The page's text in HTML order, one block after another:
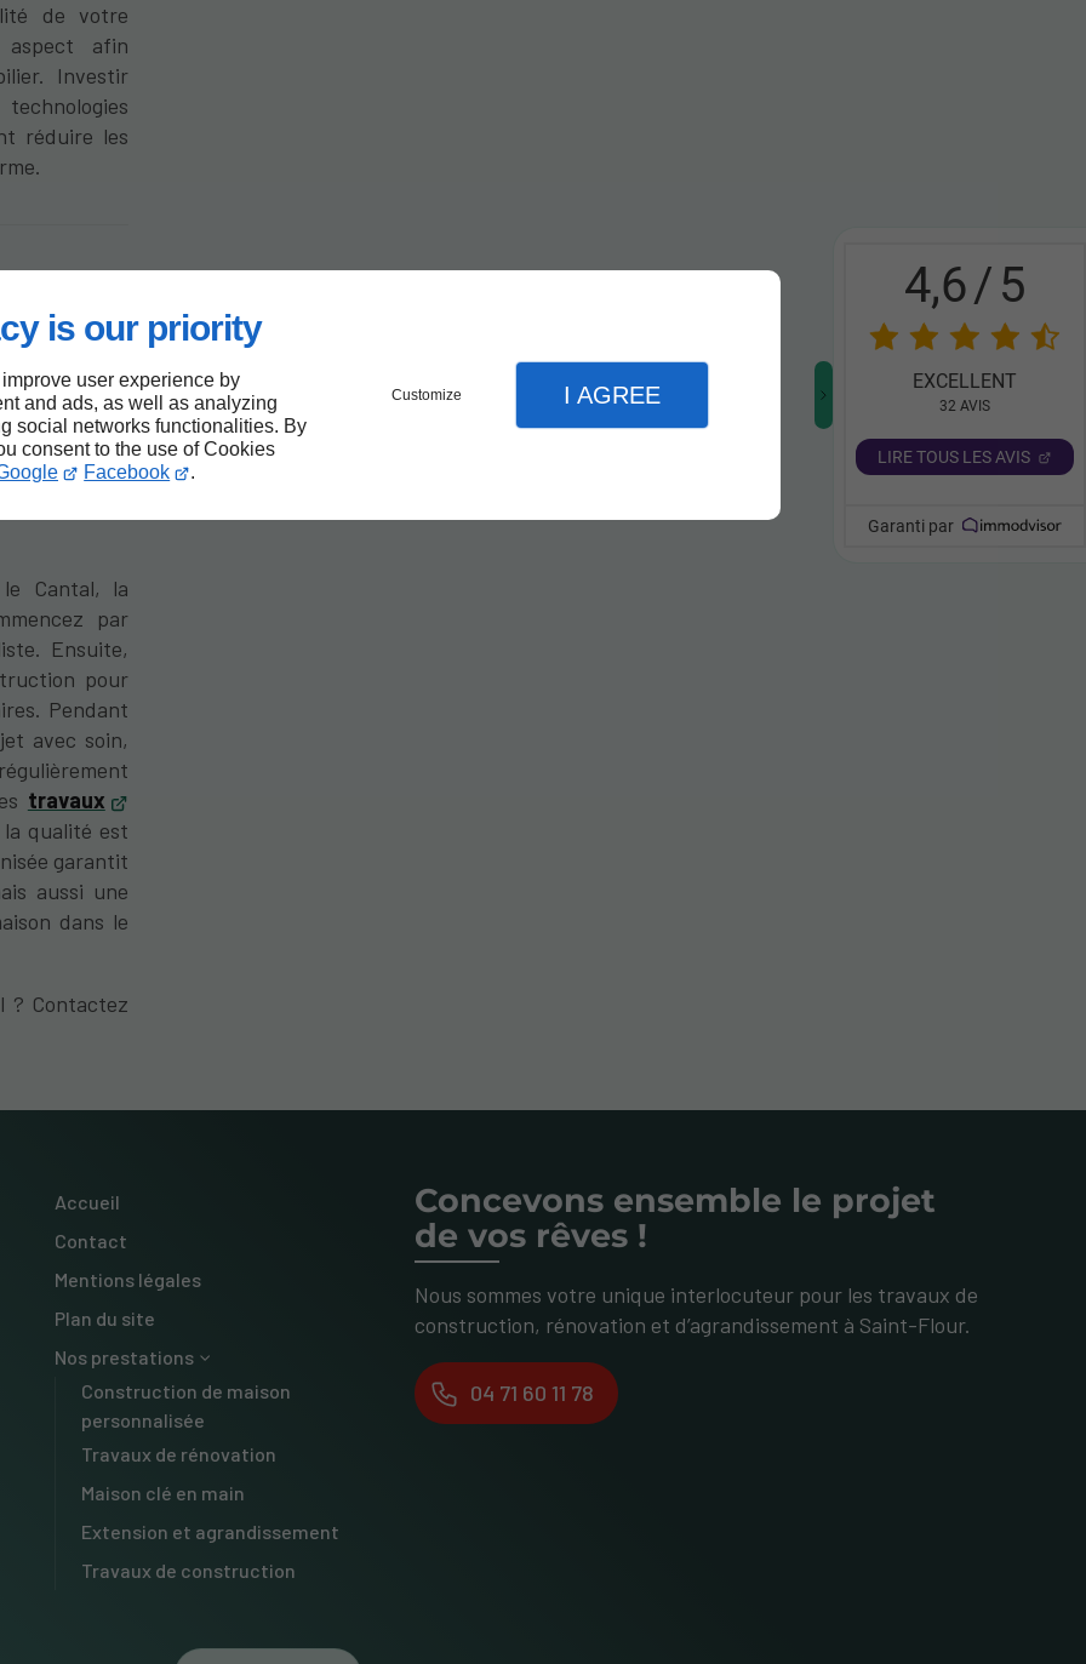
is our priority
user experience by
and ads, as well as analyzing
social networks functionalities. By
consent to the use of Cookies
Facebook .
Customize I AGREE
4,6/5
EXCELLENT
32 AVIS
LIRE TOUS LES AVIS
Garanti par
de votre
afin
Investir
réduire les
Cantal, la
par
Ensuite,
pour
Pendant
avec soin,
travaux
qualité est
garantit
aussi une
dans le
? Contactez
Accueil
Contact
Mentions légales
Plan du site
Nos prestations
Construction de maison
personnalisée
Travaux de rénovation
Maison clé en main
Extension et agrandissement
Travaux de construction
Concevons ensemble le projet
de vos rêves !
Nous sommes votre unique interlocuteur pour les travaux de
construction, rénovation et d’agrandissement à Saint-Flour.
04 71 60 11 78